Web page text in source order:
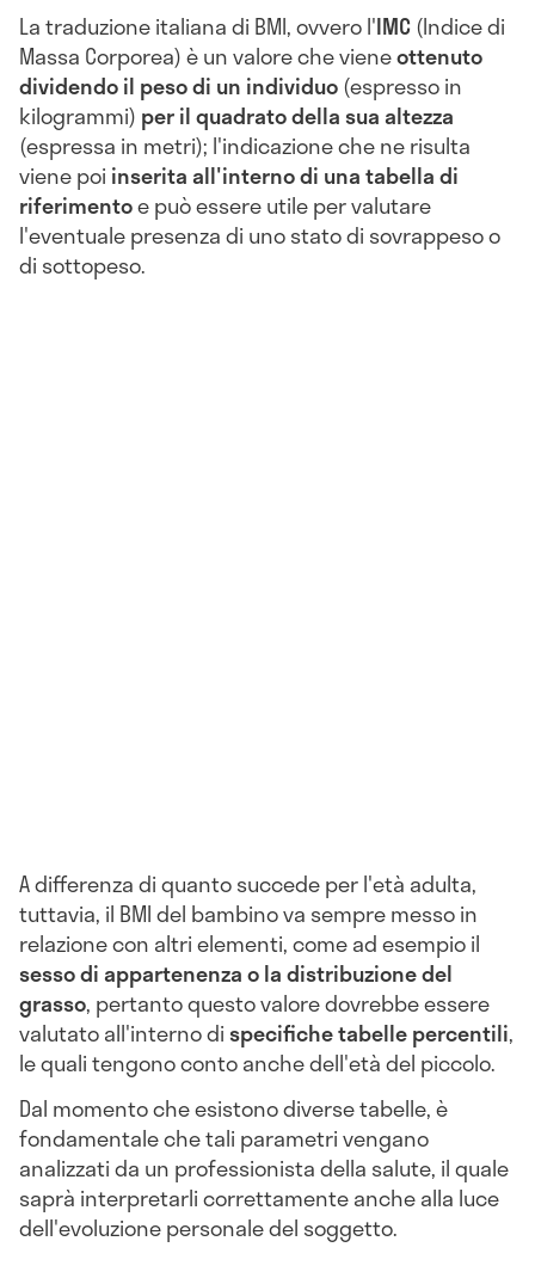
La traduzione italiana di BMI, ovvero l'IMC(Indice di
Massa Corporea) è un valore che vieneottenuto
dividendo il peso di un individuo(espresso in
kilogrammi) per il quadrato della sua altezza
(espressa in metri); l'indicazione che ne risulta
viene poi inserita all'interno di una tabella di
riferimentoe può essere utile per valutare
l'eventuale presenza di uno stato di sovrappeso o
di sottopeso.
A differenza di quanto succede per l'età adulta,
tuttavia, il BMI del bambino va sempre messo in
relazione con altri elementi, come ad esempio il
sesso di appartenenza o la distribuzione del
grasso, pertanto questo valore dovrebbe essere
valutato all'interno dispecifiche tabelle percentili,
le quali tengono conto anche dell'età del piccolo.
Dal momento che esistono diverse tabelle, è
fondamentale che tali parametri vengano
analizzati da un professionista della salute, il quale
saprà interpretarli correttamente anche alla luce
dell'evoluzione personale del soggetto.